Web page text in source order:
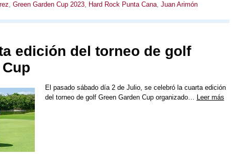
, Green Garden Cup 2023, Hard Rock Punta Cana, Juan Arimón
edición del torneo de golf
El pasado sábado día 2 de Julio, se celebró la cuarta edición
del torneo de golf Green Garden Cup organizado… Leer más